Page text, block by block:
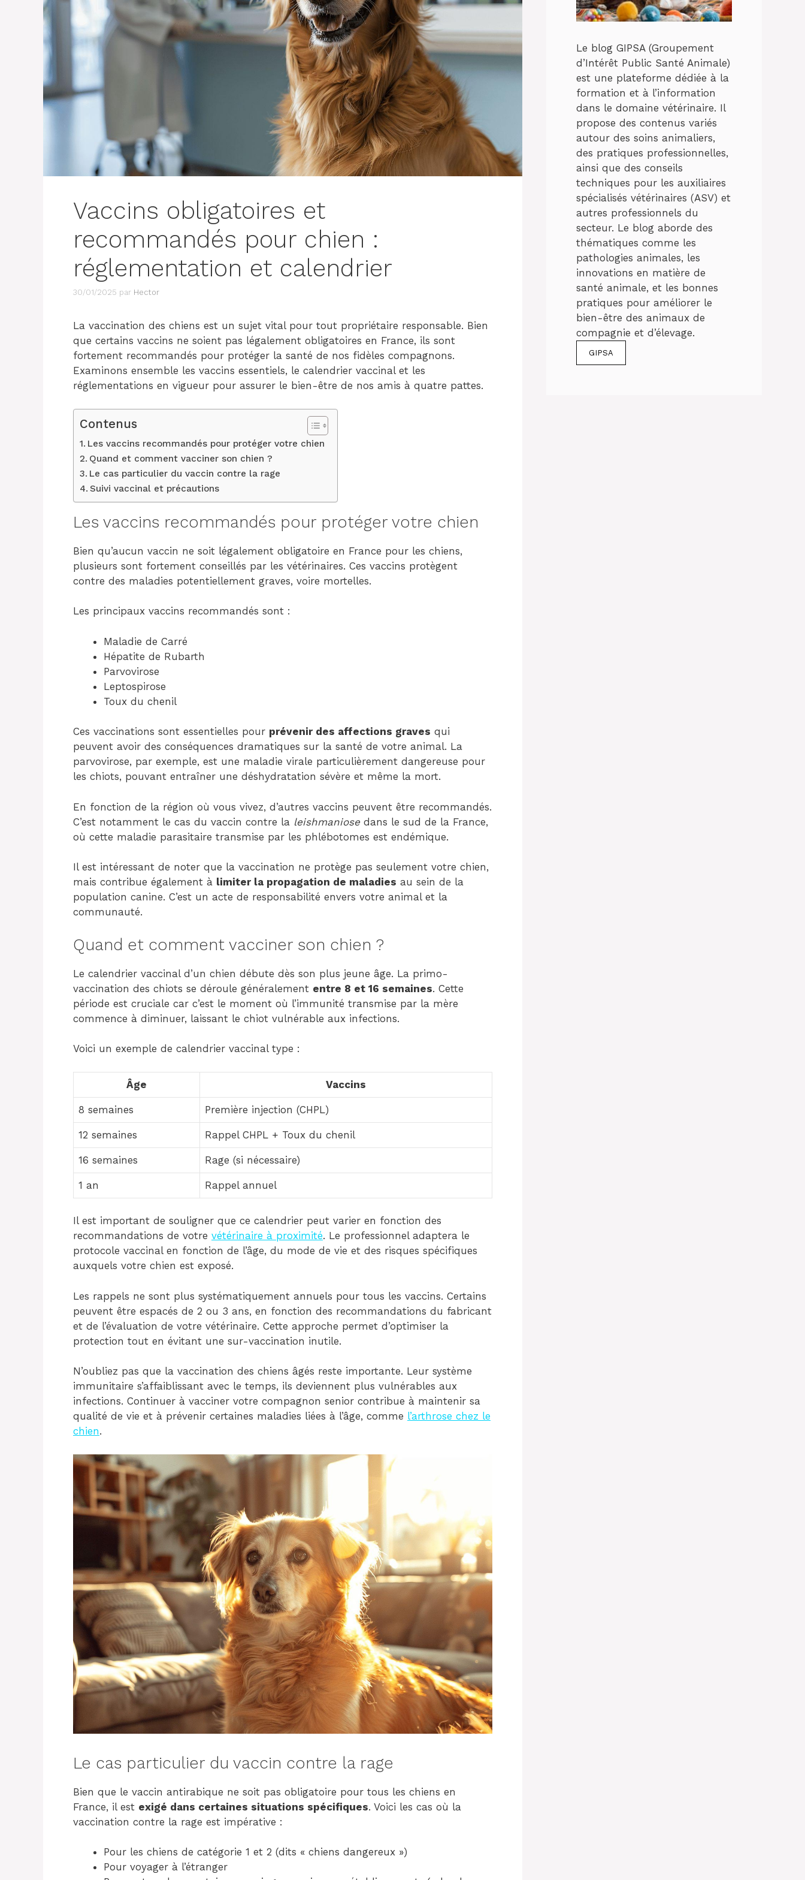
Vaccins obligatoires et
recommandés pour chien :
réglementation et calendrier
30/01/2025 par Hector
La vaccination des chiens est un sujet vital pour tout propriétaire responsable. Bien
que certains vaccins ne soient pas légalement obligatoires en France, ils sont
fortement recommandés pour protéger la santé de nos fidèles compagnons.
Examinons ensemble les vaccins essentiels, le calendrier vaccinal et les
réglementations en vigueur pour assurer le bien-être de nos amis à quatre pattes.
Contenus
Les vaccins recommandés pour protéger votre chien
Quand et comment vacciner son chien ?
Le cas particulier du vaccin contre la rage
Suivi vaccinal et précautions
Les vaccins recommandés pour protéger votre chien
Bien qu’aucun vaccin ne soit légalement obligatoire en France pour les chiens,
plusieurs sont fortement conseillés par les vétérinaires. Ces vaccins protègent
contre des maladies potentiellement graves, voire mortelles.
Les principaux vaccins recommandés sont :
Maladie de Carré
Hépatite de Rubarth
Parvovirose
Leptospirose
Toux du chenil
Ces vaccinations sont essentielles pour prévenir des affections graves qui
peuvent avoir des conséquences dramatiques sur la santé de votre animal. La
parvovirose, par exemple, est une maladie virale particulièrement dangereuse pour
les chiots, pouvant entraîner une déshydratation sévère et même la mort.
En fonction de la région où vous vivez, d’autres vaccins peuvent être recommandés.
C’est notamment le cas du vaccin contre la leishmaniose dans le sud de la France,
où cette maladie parasitaire transmise par les phlébotomes est endémique.
Il est intéressant de noter que la vaccination ne protège pas seulement votre chien,
mais contribue également à limiter la propagation de maladies au sein de la
population canine. C’est un acte de responsabilité envers votre animal et la
communauté.
Quand et comment vacciner son chien ?
Le calendrier vaccinal d’un chien débute dès son plus jeune âge. La primo-
vaccination des chiots se déroule généralement entre 8 et 16 semaines. Cette
période est cruciale car c’est le moment où l’immunité transmise par la mère
commence à diminuer, laissant le chiot vulnérable aux infections.
Voici un exemple de calendrier vaccinal type :
Âge Vaccins
8 semaines Première injection (CHPL)
12 semaines Rappel CHPL + Toux du chenil
16 semaines Rage (si nécessaire)
1 an Rappel annuel
Il est important de souligner que ce calendrier peut varier en fonction des
recommandations de votre vétérinaire à proximité. Le professionnel adaptera le
protocole vaccinal en fonction de l’âge, du mode de vie et des risques spécifiques
auxquels votre chien est exposé.
Les rappels ne sont plus systématiquement annuels pour tous les vaccins. Certains
peuvent être espacés de 2 ou 3 ans, en fonction des recommandations du fabricant
et de l’évaluation de votre vétérinaire. Cette approche permet d’optimiser la
protection tout en évitant une sur-vaccination inutile.
N’oubliez pas que la vaccination des chiens âgés reste importante. Leur système
immunitaire s’affaiblissant avec le temps, ils deviennent plus vulnérables aux
infections. Continuer à vacciner votre compagnon senior contribue à maintenir sa
qualité de vie et à prévenir certaines maladies liées à l’âge, comme l’arthrose chez le
chien.
Le cas particulier du vaccin contre la rage
Bien que le vaccin antirabique ne soit pas obligatoire pour tous les chiens en
France, il est exigé dans certaines situations spécifiques. Voici les cas où la
vaccination contre la rage est impérative :
Pour les chiens de catégorie 1 et 2 (dits « chiens dangereux »)
Pour voyager à l’étranger
Le blog GIPSA (Groupement
d’Intérêt Public Santé Animale)
est une plateforme dédiée à la
formation et à l’information
dans le domaine vétérinaire. Il
propose des contenus variés
autour des soins animaliers,
des pratiques professionnelles,
ainsi que des conseils
techniques pour les auxiliaires
spécialisés vétérinaires (ASV) et
autres professionnels du
secteur. Le blog aborde des
thématiques comme les
pathologies animales, les
innovations en matière de
santé animale, et les bonnes
pratiques pour améliorer le
bien-être des animaux de
compagnie et d’élevage.
GIPSA